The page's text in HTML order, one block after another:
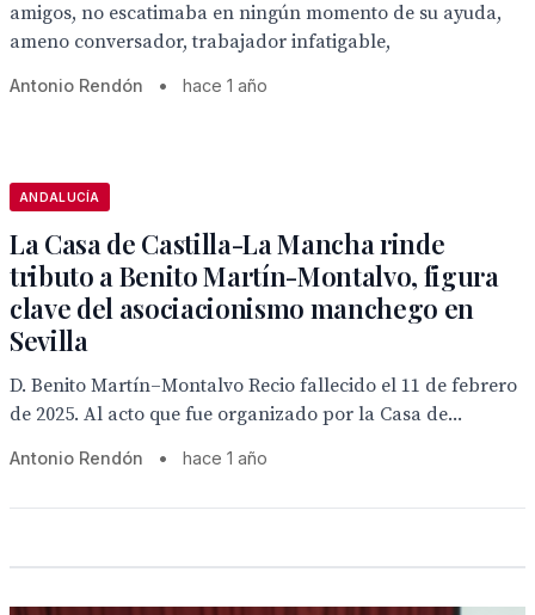
amigos, no escatimaba en ningún momento de su ayuda,
ameno conversador, trabajador infatigable,
Antonio Rendón • hace 1 año
ANDALUCÍA
La Casa de Castilla-La Mancha rinde
tributo a Benito Martín-Montalvo, figura
clave del asociacionismo manchego en
Sevilla
D. Benito Martín–Montalvo Recio fallecido el 11 de febrero
de 2025. Al acto que fue organizado por la Casa de...
Antonio Rendón • hace 1 año